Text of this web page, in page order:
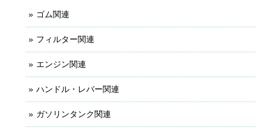
ゴム関連
フィルター関連
エンジン関連
ハンドル・レバー関連
ガソリンタンク関連